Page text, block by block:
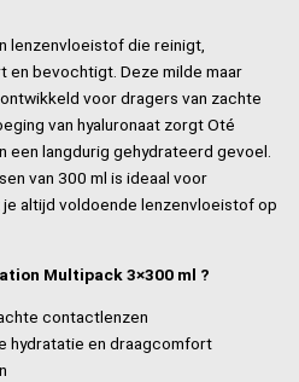
lenzenvloeistof die reinigt,
bevochtigt. Deze milde maar
voor dragers van zachte
van hyaluronaat zorgt Oté
langdurig gehydrateerd gevoel.
van 300 ml is ideaal voor
altijd voldoende lenzenvloeistof op
Multipack 3×300 ml ?
contactlenzen
hydratatie en draagcomfort